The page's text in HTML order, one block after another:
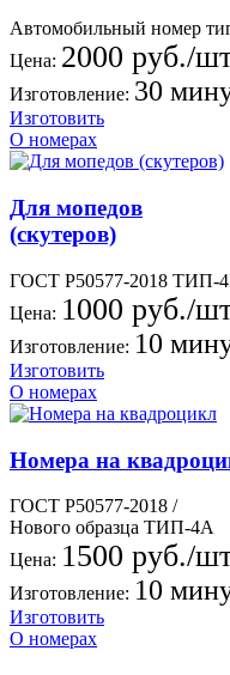
Автомобильный номер
Цена: 2000 руб./
Изготовление: 30
Изготовить
О номерах
Для мопедов
(скутеров)
ГОСТ Р50577-2018 ТИП-
Цена: 1000 руб./
Изготовление: 10
Изготовить
О номерах
Номера на
ГОСТ Р50577-2018 /
Нового образца ТИП-4А
Цена: 1500 руб./
Изготовление: 10
Изготовить
О номерах